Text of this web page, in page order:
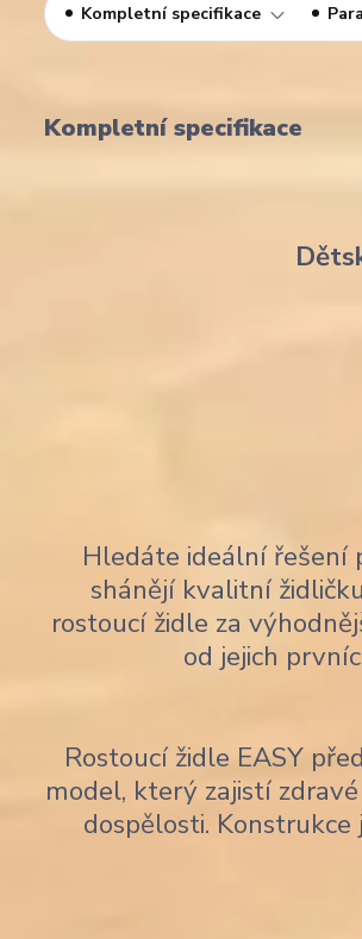
Kompletní specifikace
Kompletní specifikace
Hledáte ideální řešení
shánějí kvalitní
rostoucí židle za
od jejich
Rostoucí židle EASY
model, který zajistí
dospělosti.